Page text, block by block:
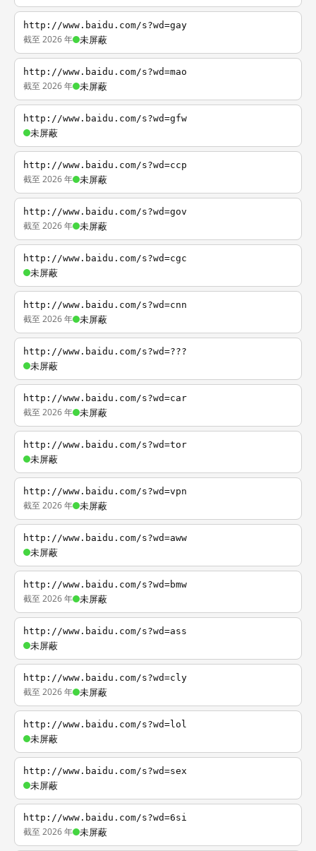
http://www.baidu.com/s?wd=gay
截至 2026 年 未屏蔽
http://www.baidu.com/s?wd=mao
截至 2026 年 未屏蔽
http://www.baidu.com/s?wd=gfw
未屏蔽
http://www.baidu.com/s?wd=ccp
截至 2026 年 未屏蔽
http://www.baidu.com/s?wd=gov
截至 2026 年 未屏蔽
http://www.baidu.com/s?wd=cgc
未屏蔽
http://www.baidu.com/s?wd=cnn
截至 2026 年 未屏蔽
http://www.baidu.com/s?wd=???
未屏蔽
http://www.baidu.com/s?wd=car
截至 2026 年 未屏蔽
http://www.baidu.com/s?wd=tor
未屏蔽
http://www.baidu.com/s?wd=vpn
截至 2026 年 未屏蔽
http://www.baidu.com/s?wd=aww
未屏蔽
http://www.baidu.com/s?wd=bmw
截至 2026 年 未屏蔽
http://www.baidu.com/s?wd=ass
未屏蔽
http://www.baidu.com/s?wd=cly
截至 2026 年 未屏蔽
http://www.baidu.com/s?wd=lol
未屏蔽
http://www.baidu.com/s?wd=sex
未屏蔽
http://www.baidu.com/s?wd=6si
截至 2026 年 未屏蔽